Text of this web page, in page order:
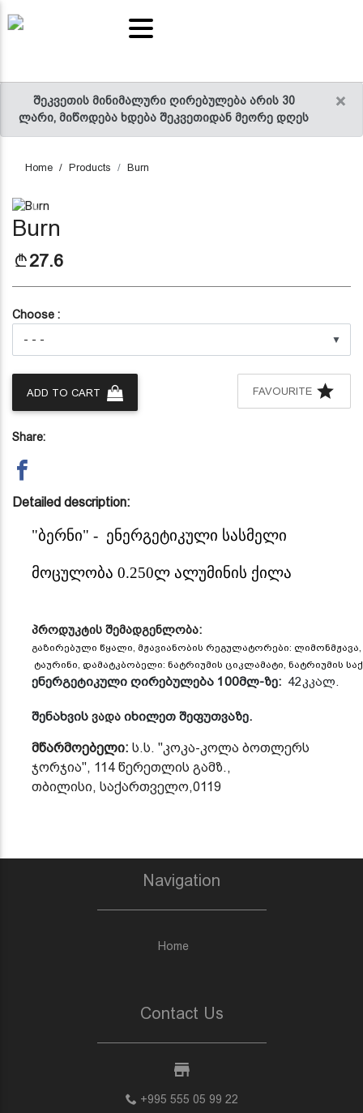
×
შეკვეთის მინიმალური ღირებულება არის 30
ლარი, მიწოდება ხდება შეკვეთიდან მეორე დღეს
and
Home Products Burn
Previous
Burn
27.6
Choose :
▼
ADD TO CART FAVOURITE
Share:
Detailed description:
"ბერნი" - ენერგეტიკული სასმელი
მოცულობა 0.250ლ ალუმინის ქილა
პროდუკტის შემადგენლობა:
გაზირებული წყალი, მჟავიანობის რეგულატორები:
ტაურინი, დამატკბობელი: ნატრიუმის ციკლამატი, ნატრიუმის
ენერგეტიკული ღირებულება 100მლ-ზე: 42კკალ
შენახვის ვადა იხილეთ შეფუთვაზე.
მწარმოებელი: ს.ს. "კოკა-კოლა ბოთლერს
ჯორჯია", 114 წერეთლის გამზ.,
თბილისი, საქართველო,0119
Navigation
Home
Contact Us
+995 555 05 99 22